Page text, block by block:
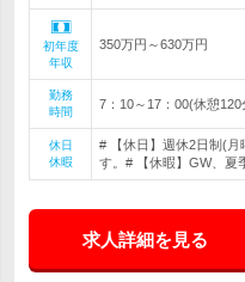
初年度
年収
350万円～630万円
勤務
時間
7：10～17：00(休憩
休日
休暇
# 【休日】週休2日制(
す。# 【休暇】GW、夏
求人詳細を見る